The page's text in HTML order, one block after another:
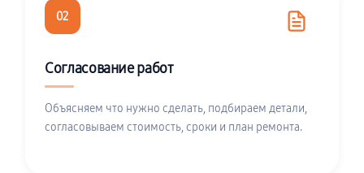
02
Согласование работ
Объясняем что нужно сделать, подбираем детали,
согласовываем стоимость, сроки и план ремонта.